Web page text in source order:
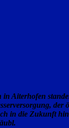
in Aiterhofen
in die Zukunft